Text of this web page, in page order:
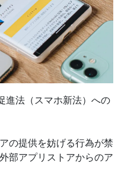
進法（スマホ新法）への
の提供を妨げる行為が禁
部アプリストアからのア